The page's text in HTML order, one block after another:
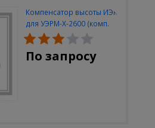
Компенсатор высоты ИЭК
для УЭРМ-Х-2600 (комп.
2шт)
По запросу